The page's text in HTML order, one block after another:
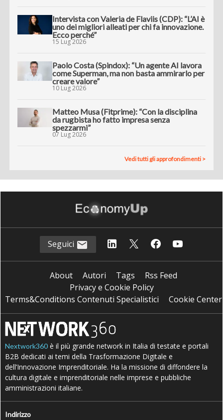
Intervista con Valeria de Flaviis (CDP): “L’AI è
uno dei migliori alleati per chi fa innovazione.
Ecco perché”
15 Lug 2026
Paolo Costa (Spindox): “Un agente AI lavora
come Superman, ma non basta ammirarlo per
creare valore”
10 Lug 2026
Matteo Musa (Fitprime): “Con la disciplina
da rugbista ho fatto impresa senza
spezzarmi”
07 Lug 2026
Vedi tutti gli approfondimenti >
Seguici
About Autori Tags
Rss Feed
Privacy e Cookie Policy
Terms&Conditions Contenuti Specialistici
Cookie Center
Nextwork360 è il più grande network in Italia di testate e portali
B2B dedicati ai temi della Trasformazione Digitale e
dell’Innovazione Imprenditoriale. Ha la missione di diffondere la
cultura digitale e imprenditoriale nelle imprese e pubbliche
amministrazioni italiane.
Indirizzo